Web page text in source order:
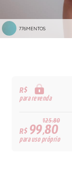
776MENTOS
R$
para revenda
125,80
R$99,80
para uso próprio